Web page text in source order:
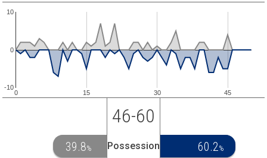
0 15 30 45
-10
0
10
46-60
39.8% Possession 60.2%